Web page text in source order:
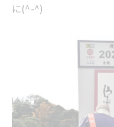
に(^-^)